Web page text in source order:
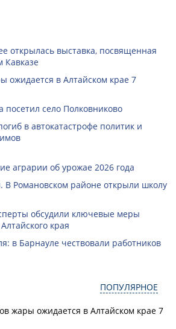
открылась выставка, посвященная
Кавказе
ожидается в Алтайском крае 7
посетил село Полковниково
в автокатастрофе политик и
аграрии об урожае 2026 года
В Романовском районе открыли школу
обсудили ключевые меры
края
в Барнауле чествовали работников
ПОПУЛЯРНОЕ
жары ожидается в Алтайском крае 7